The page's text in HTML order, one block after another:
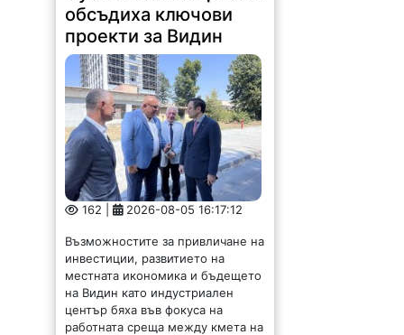
обсъдиха ключови
проекти за Видин
162 | 2026-08-05 16:17:12
Възможностите за привличане на
инвестиции, развитието на
местната икономика и бъдещето
на Видин като индустриален
център бяха във фокуса на
работната среща между кмета на